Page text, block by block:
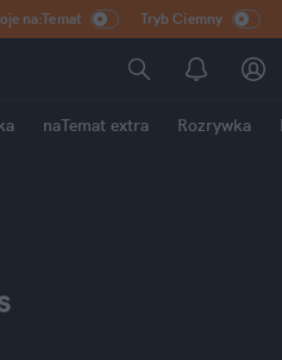
na:Temat Tryb Ciemny
naTemat extra Rozrywka